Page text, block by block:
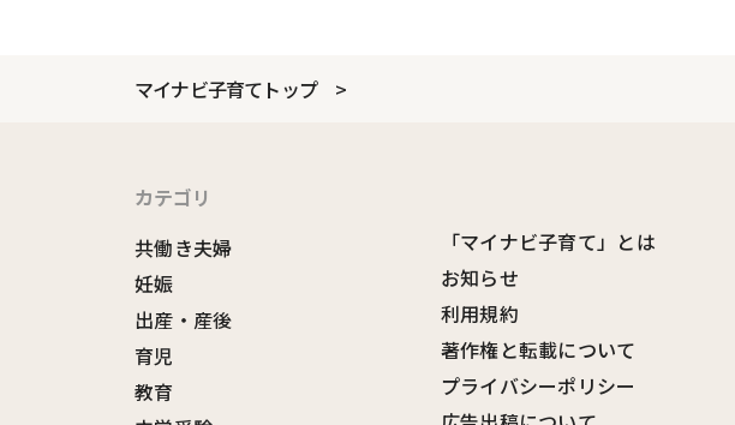
マイナビ子育てトップ
カテゴリ
共働き夫婦
妊娠
出産・産後
育児
教育
「マイナビ子育て」とは
お知らせ
利用規約
著作権と転載について
プライバシーポリシー